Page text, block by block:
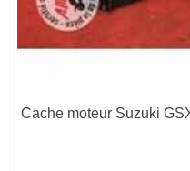
Cache moteur Suzuki